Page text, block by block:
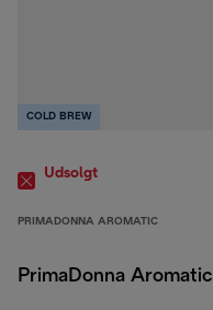
COLD BREW
Udsolgt
PRIMADONNA AROMATIC
PrimaDonna Aromatic